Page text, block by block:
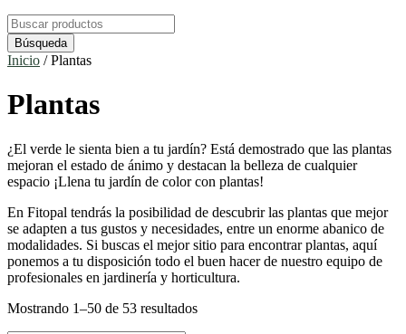
Buscar:
Inicio / Plantas
Plantas
¿El verde le sienta bien a tu jardín? Está demostrado que las plantas
mejoran el estado de ánimo y destacan la belleza de cualquier
espacio ¡Llena tu jardín de color con plantas!
En Fitopal tendrás la posibilidad de descubrir las plantas que mejor
se adapten a tus gustos y necesidades, entre un enorme abanico de
modalidades. Si buscas el mejor sitio para encontrar plantas, aquí
ponemos a tu disposición todo el buen hacer de nuestro equipo de
profesionales en jardinería y horticultura.
Mostrando 1–50 de 53 resultados